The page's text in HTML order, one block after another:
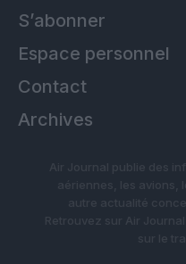
S’abonner
Espace personnel
Contact
Archives